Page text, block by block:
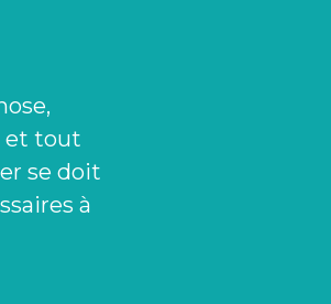
et tout
se doit
à